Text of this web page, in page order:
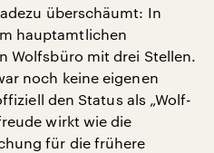
überschäumt: In
hauptamtlichen
Wolfsbüro mit drei Stellen.
noch keine eigenen
den Status als „Wolf-
wirkt wie die
für die frühere